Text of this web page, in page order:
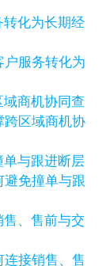
户服务转化为
查
跨区域商机协
避免撞单与跟
接销售、售